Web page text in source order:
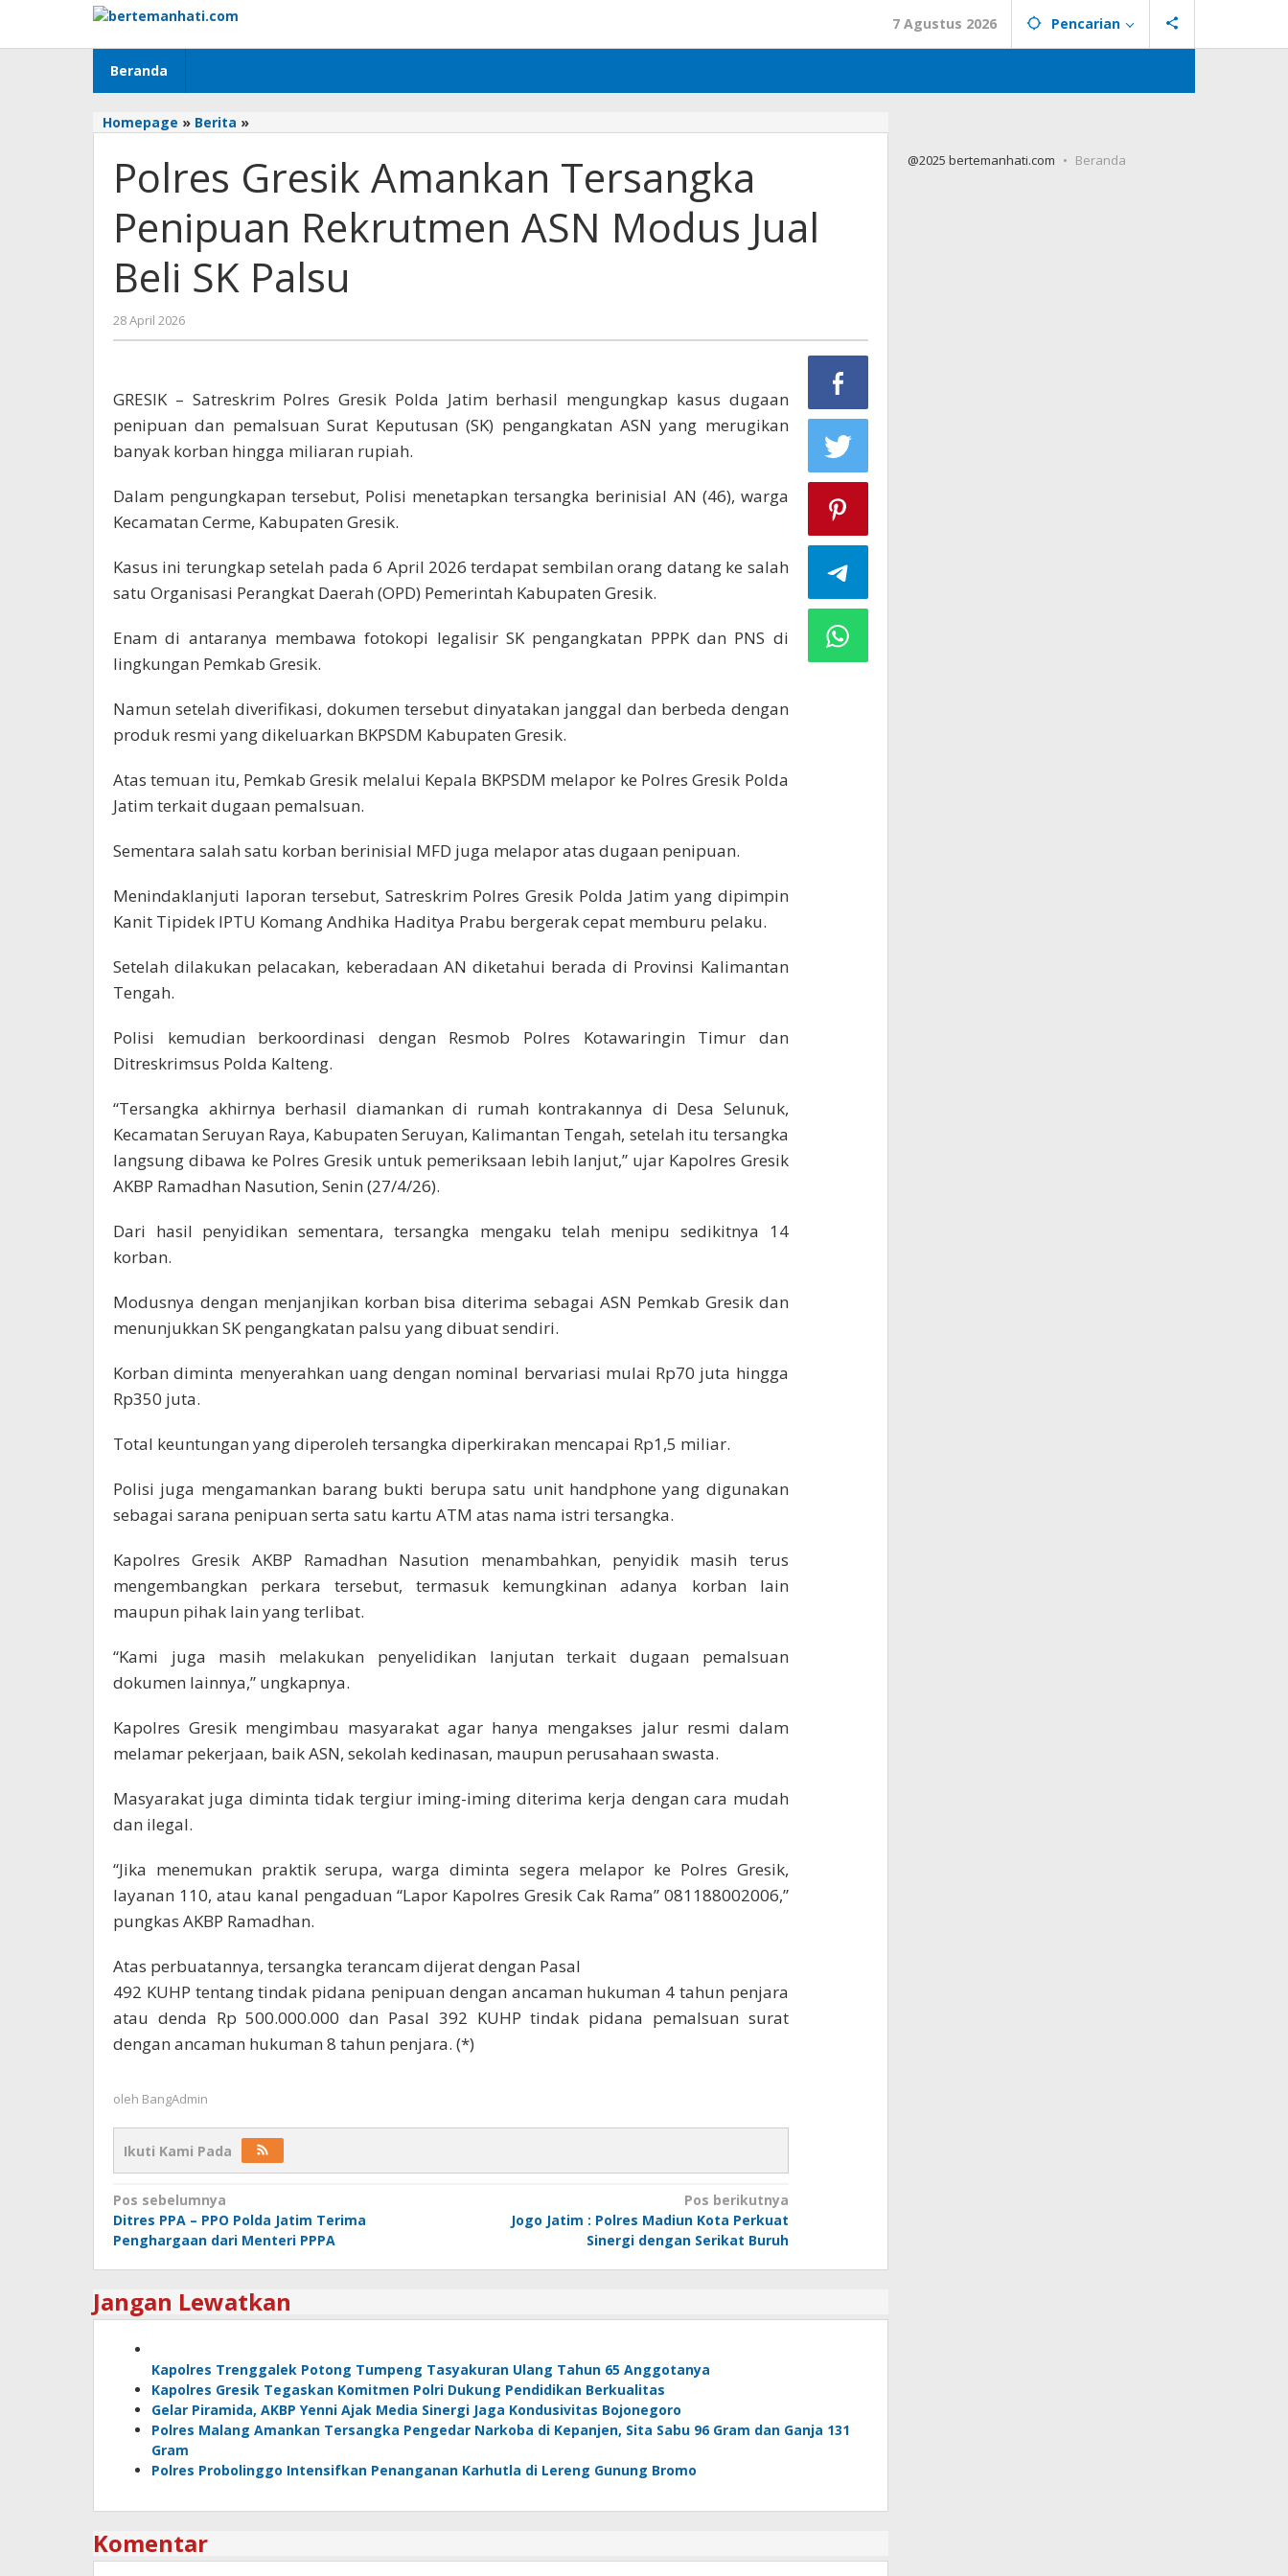
konten
7 Agustus 2026 Pencarian
Beranda
Homepage » Berita »Polres
Amankan
Tersangka
Rekrutmen
ASN
Modus
Jual
Palsu
Polres Gresik Amankan Tersangka
Penipuan Rekrutmen ASN Modus Jual
Beli SK Palsu
28 April 2026
BangAdmin
GRESIK – Satreskrim Polres Gresik Polda Jatim berhasil mengungkap kasus dugaan
penipuan dan pemalsuan Surat Keputusan (SK) pengangkatan ASN yang merugikan
banyak korban hingga miliaran rupiah.
Dalam pengungkapan tersebut, Polisi menetapkan tersangka berinisial AN (46), warga
Kecamatan Cerme, Kabupaten Gresik.
Kasus ini terungkap setelah pada 6 April 2026 terdapat sembilan orang datang ke salah
satu Organisasi Perangkat Daerah (OPD) Pemerintah Kabupaten Gresik.
Enam di antaranya membawa fotokopi legalisir SK pengangkatan PPPK dan PNS di
lingkungan Pemkab Gresik.
Namun setelah diverifikasi, dokumen tersebut dinyatakan janggal dan berbeda dengan
produk resmi yang dikeluarkan BKPSDM Kabupaten Gresik.
Atas temuan itu, Pemkab Gresik melalui Kepala BKPSDM melapor ke Polres Gresik Polda
Jatim terkait dugaan pemalsuan.
Sementara salah satu korban berinisial MFD juga melapor atas dugaan penipuan.
Menindaklanjuti laporan tersebut, Satreskrim Polres Gresik Polda Jatim yang dipimpin
Kanit Tipidek IPTU Komang Andhika Haditya Prabu bergerak cepat memburu pelaku.
Setelah dilakukan pelacakan, keberadaan AN diketahui berada di Provinsi Kalimantan
Tengah.
Polisi kemudian berkoordinasi dengan Resmob Polres Kotawaringin Timur dan
Ditreskrimsus Polda Kalteng.
“Tersangka akhirnya berhasil diamankan di rumah kontrakannya di Desa Selunuk,
Kecamatan Seruyan Raya, Kabupaten Seruyan, Kalimantan Tengah, setelah itu tersangka
langsung dibawa ke Polres Gresik untuk pemeriksaan lebih lanjut,” ujar Kapolres Gresik
AKBP Ramadhan Nasution, Senin (27/4/26).
Dari hasil penyidikan sementara, tersangka mengaku telah menipu sedikitnya 14
korban.
Modusnya dengan menjanjikan korban bisa diterima sebagai ASN Pemkab Gresik dan
menunjukkan SK pengangkatan palsu yang dibuat sendiri.
Korban diminta menyerahkan uang dengan nominal bervariasi mulai Rp70 juta hingga
Rp350 juta.
Total keuntungan yang diperoleh tersangka diperkirakan mencapai Rp1,5 miliar.
Polisi juga mengamankan barang bukti berupa satu unit handphone yang digunakan
sebagai sarana penipuan serta satu kartu ATM atas nama istri tersangka.
Kapolres Gresik AKBP Ramadhan Nasution menambahkan, penyidik masih terus
mengembangkan perkara tersebut, termasuk kemungkinan adanya korban lain
maupun pihak lain yang terlibat.
“Kami juga masih melakukan penyelidikan lanjutan terkait dugaan pemalsuan
dokumen lainnya,” ungkapnya.
Kapolres Gresik mengimbau masyarakat agar hanya mengakses jalur resmi dalam
melamar pekerjaan, baik ASN, sekolah kedinasan, maupun perusahaan swasta.
Masyarakat juga diminta tidak tergiur iming-iming diterima kerja dengan cara mudah
dan ilegal.
“Jika menemukan praktik serupa, warga diminta segera melapor ke Polres Gresik,
layanan 110, atau kanal pengaduan “Lapor Kapolres Gresik Cak Rama” 081188002006,”
pungkas AKBP Ramadhan.
Atas perbuatannya, tersangka terancam dijerat dengan Pasal
492 KUHP tentang tindak pidana penipuan dengan ancaman hukuman 4 tahun penjara
atau denda Rp 500.000.000 dan Pasal 392 KUHP tindak pidana pemalsuan surat
dengan ancaman hukuman 8 tahun penjara. (*)
oleh BangAdmin
Ikuti Kami Pada
Navigasi
pos
Pos sebelumnya
Ditres PPA – PPO Polda Jatim Terima
Penghargaan dari Menteri PPPA
Pos berikutnya
Jogo Jatim : Polres Madiun Kota Perkuat
Sinergi dengan Serikat Buruh
Jangan Lewatkan
Kapolres Trenggalek Potong Tumpeng Tasyakuran Ulang Tahun 65 Anggotanya
Kapolres Gresik Tegaskan Komitmen Polri Dukung Pendidikan Berkualitas
Gelar Piramida, AKBP Yenni Ajak Media Sinergi Jaga Kondusivitas Bojonegoro
Polres Malang Amankan Tersangka Pengedar Narkoba di Kepanjen, Sita Sabu 96 Gram dan Ganja 131
Gram
Polres Probolinggo Intensifkan Penanganan Karhutla di Lereng Gunung Bromo
Komentar
@2025 bertemanhati.com Beranda